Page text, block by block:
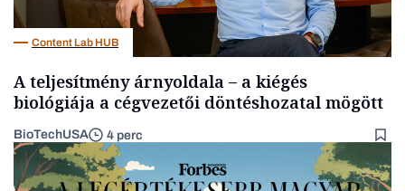
Content Lab HUB
A teljesítmény árnyoldala – a kiégés
biológiája a cégvezetői döntéshozatal mögött
BioTechUSA 4 perc